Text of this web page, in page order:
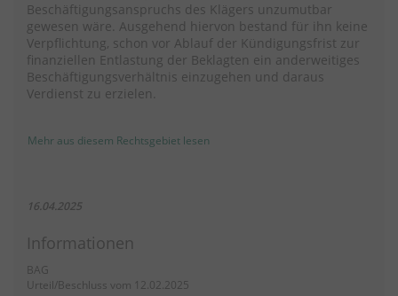
Beschäftigungsanspruchs des Klägers unzumutbar
gewesen wäre. Ausgehend hiervon bestand für ihn keine
Verpflichtung, schon vor Ablauf der Kündigungsfrist zur
finanziellen Entlastung der Beklagten ein anderweitiges
Beschäftigungsverhältnis einzugehen und daraus
Verdienst zu erzielen.
Mehr aus diesem Rechtsgebiet lesen
16.04.2025
Informationen
BAG
Urteil/Beschluss vom 12.02.2025